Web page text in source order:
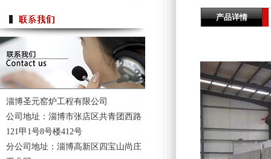
产品详情
淄博圣元窑炉工程有限公司
公司地址：淄博市张店区共青团西路
121甲1号8号楼412号
分公司地址：淄博高新区四宝山尚庄